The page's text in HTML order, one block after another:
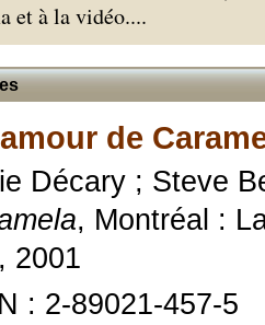
et à la vidéo....
de
Décary ; Steve
, Montréal :
2001
: 2-89021-457-5